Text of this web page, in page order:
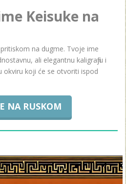
Keisuke na
na dugme. Tvoje ime
ali elegantnu kaligrafiju i
okviru koji će se otvoriti ispod
NA RUSKOM